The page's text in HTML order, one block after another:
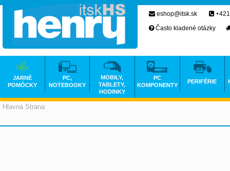
Hlavná Strana
eshop@itsk.sk
Často kladené otázky
JARNÉ
POMÔCKY
PC,
NOTEBOOKY
MOBILY,
TABLETY,
HODINKY
PC
KOMPONENTY
PERIFÉRIE